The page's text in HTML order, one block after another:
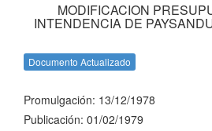
MODIFICACION
INTENDENCIA DE
Documento Actualizado
Promulgación: 13/12/1978
Publicación: 01/02/1979